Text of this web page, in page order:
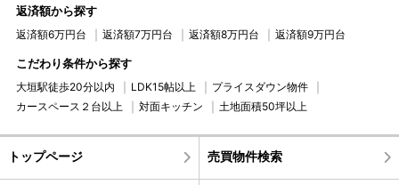
返済額から探す
返済額6万円台 返済額7万円台 返済額8万円台 返済額9万円台
こだわり条件から探す
大垣駅徒歩20分以内 LDK15帖以上
プライスダウン物件
カースペース２台以上
対面キッチン 土地面積50坪以上
トップページ 売買物件検索